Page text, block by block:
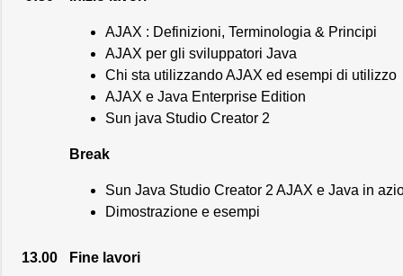
AJAX : Definizioni, Terminologia & Principi
AJAX per gli sviluppatori Java
Chi sta utilizzando AJAX ed esempi di utilizzo
AJAX e Java Enterprise Edition
Sun java Studio Creator 2
Break
Sun Java Studio Creator 2 AJAX e Java in
Dimostrazione e esempi
13.00 Fine lavori